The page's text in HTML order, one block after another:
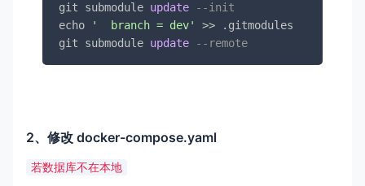
git submodule update
--init
echo
'  branch = dev' >> .gitmodules
git submodule update --remote
2、修改 docker-compose.yaml
若数据库不在本地